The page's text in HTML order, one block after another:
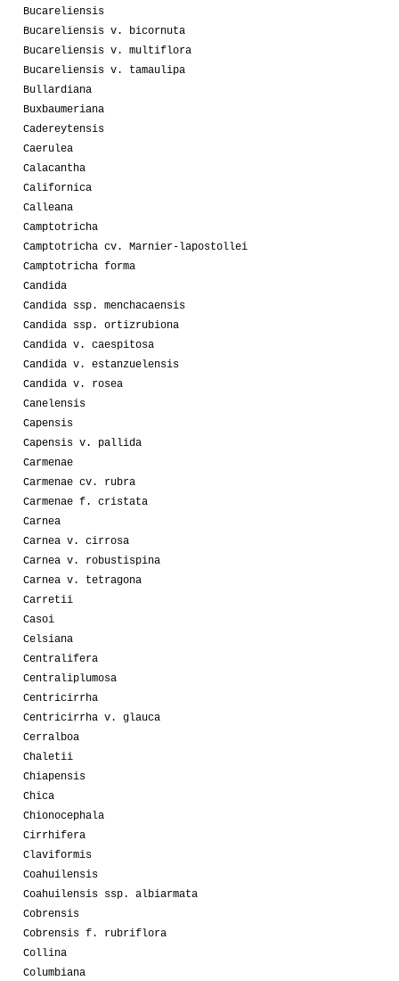
Bucareliensis
Bucareliensis v. bicornuta
Bucareliensis v. multiflora
Bucareliensis v. tamaulipa
Bullardiana
Buxbaumeriana
Cadereytensis
Caerulea
Calacantha
Californica
Calleana
Camptotricha
Camptotricha cv. Marnier-lapostollei
Camptotricha forma
Candida
Candida ssp. menchacaensis
Candida ssp. ortizrubiona
Candida v. caespitosa
Candida v. estanzuelensis
Candida v. rosea
Canelensis
Capensis
Capensis v. pallida
Carmenae
Carmenae cv. rubra
Carmenae f. cristata
Carnea
Carnea v. cirrosa
Carnea v. robustispina
Carnea v. tetragona
Carretii
Casoi
Celsiana
Centralifera
Centraliplumosa
Centricirrha
Centricirrha v. glauca
Cerralboa
Chaletii
Chiapensis
Chica
Chionocephala
Cirrhifera
Claviformis
Coahuilensis
Coahuilensis ssp. albiarmata
Cobrensis
Cobrensis f. rubriflora
Collina
Columbiana